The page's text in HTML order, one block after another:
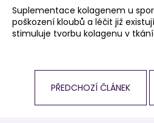
Suplementace kolagenem u
poškození kloubů a léčit již
stimuluje tvorbu kolagenu v
PŘEDCHOZÍ ČLÁNEK